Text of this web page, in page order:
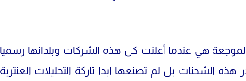
هي عندما أعلنت كل هذه الشركات وبلدانها رسميا
هذه الشحنات بل لم تصنعها ابدا تاركة التحليلات العنترية